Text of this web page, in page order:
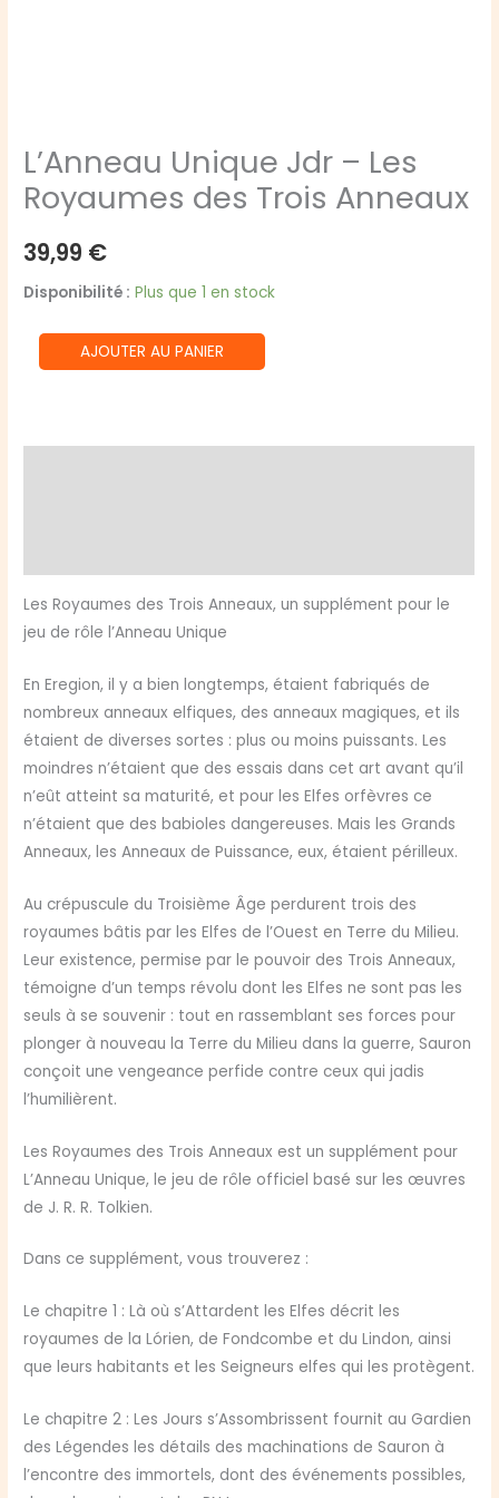
L’Anneau Unique Jdr – Les
Royaumes des Trois Anneaux
39,99 €
Disponibilité : Plus que 1 en stock
quantité
de
Trois
Anneaux
AJOUTER AU PANIER
Les Royaumes des Trois Anneaux, un supplément pour le
jeu de rôle l’Anneau Unique
En Eregion, il y a bien longtemps, étaient fabriqués de
nombreux anneaux elfiques, des anneaux magiques, et ils
étaient de diverses sortes : plus ou moins puissants. Les
moindres n’étaient que des essais dans cet art avant qu’il
n’eût atteint sa maturité, et pour les Elfes orfèvres ce
n’étaient que des babioles dangereuses. Mais les Grands
Anneaux, les Anneaux de Puissance, eux, étaient périlleux.
Au crépuscule du Troisième Âge perdurent trois des
royaumes bâtis par les Elfes de l’Ouest en Terre du Milieu.
Leur existence, permise par le pouvoir des Trois Anneaux,
témoigne d’un temps révolu dont les Elfes ne sont pas les
seuls à se souvenir : tout en rassemblant ses forces pour
plonger à nouveau la Terre du Milieu dans la guerre, Sauron
conçoit une vengeance perfide contre ceux qui jadis
l’humilièrent.
Les Royaumes des Trois Anneaux est un supplément pour
L’Anneau Unique, le jeu de rôle officiel basé sur les œuvres
de J. R. R. Tolkien.
Dans ce supplément, vous trouverez :
Le chapitre 1 : Là où s’Attardent les Elfes décrit les
royaumes de la Lórien, de Fondcombe et du Lindon, ainsi
que leurs habitants et les Seigneurs elfes qui les protègent.
Le chapitre 2 : Les Jours s’Assombrissent fournit au Gardien
des Légendes les détails des machinations de Sauron à
l’encontre des immortels, dont des événements possibles,